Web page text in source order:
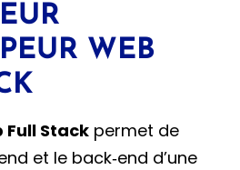
WEB
Full Stack permet de
et le back‑end d’une